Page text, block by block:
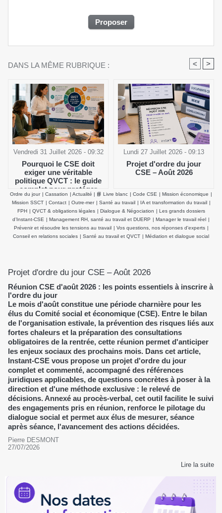
DANS LA MÊME RUBRIQUE : < >
Vendredi 31 Juillet 2026 - 09:32
Pourquoi le CSE doit
exiger une véritable
politique QVCT : le guide
complet pour protéger
durablement la santé
physique et mentale des
salariés
Lundi 27 Juillet 2026 - 09:13
Projet d'ordre du jour
CSE – Août 2026
Ordre du jour | Cassation | Actualité | 📘 Livre blanc | Code CSE | Mission économique |
Mission SSCT | Contact | Outre-mer | Santé au travail | IA et transformation du travail |
FPH | QVCT & obligations légales | Dialogue & Négociation | Les grands dossiers
d’Instant-CSE | Management RH, santé au travail et DUERP | Manager le travail réel |
Prévenir et résoudre les tensions au travail | Vos questions, nos réponses d'experts |
Conseil en relations sociales | Santé au travail et QVCT | Médiation et dialogue social
Projet d'ordre du jour CSE – Août 2026
Réunion CSE d'août 2026 : les points essentiels à inscrire à
l'ordre du jour
Le mois d'août constitue une période charnière pour les
élus du Comité social et économique (CSE). Entre le bilan
de l'organisation estivale, la prévention des risques liés aux
fortes chaleurs et la préparation des consultations
obligatoires de la rentrée, cette réunion permet d'anticiper
les enjeux sociaux des prochains mois. Dans cet article,
Instant-CSE vous propose un projet d'ordre du jour
complet et commenté, accompagné des références
juridiques applicables, de questions concrètes à poser à la
direction et d'une méthode exclusive : le relevé de
décisions. Annexé au procès-verbal, cet outil facilite le suivi
des engagements pris en réunion, renforce le pilotage du
dialogue social et permet aux élus de mesurer, séance
après séance, l'avancement des actions décidées.
Pierre DESMONT
27/07/2026
Lire la suite